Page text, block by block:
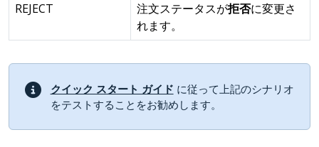
REJECT
注文ステータスが拒否に変更さ
れます。
クイック スタート ガイド に従って上記のシナリオ
をテストすることをお勧めします。